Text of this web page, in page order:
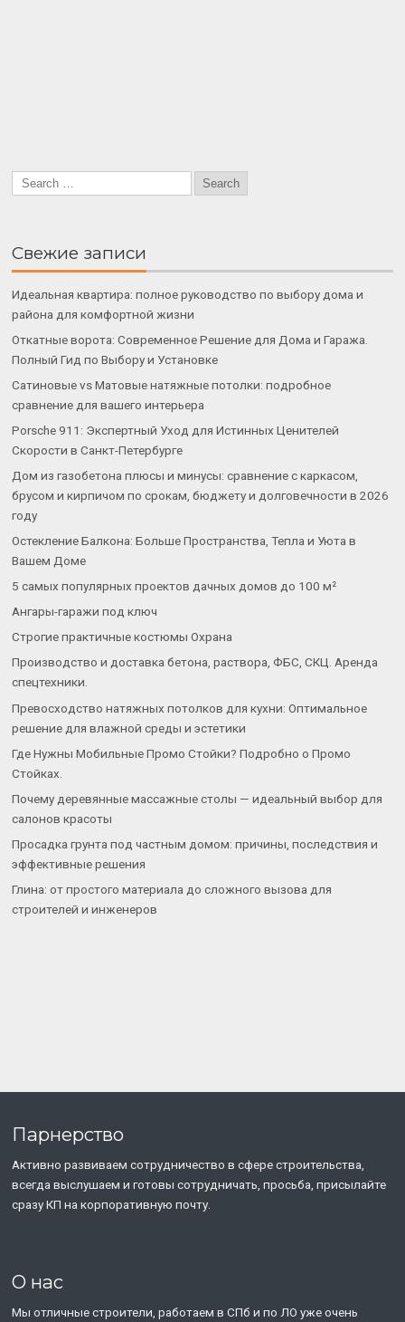
Свежие записи
Идеальная квартира: полное руководство по выбору дома и
района для комфортной жизни
Откатные ворота: Современное Решение для Дома и Гаража.
Полный Гид по Выбору и Установке
Сатиновые vs Матовые натяжные потолки: подробное
сравнение для вашего интерьера
Porsche 911: Экспертный Уход для Истинных Ценителей
Скорости в Санкт-Петербурге
Дом из газобетона плюсы и минусы: сравнение с каркасом,
брусом и кирпичом по срокам, бюджету и долговечности в 2026
году
Остекление Балкона: Больше Пространства, Тепла и Уюта в
Вашем Доме
5 самых популярных проектов дачных домов до 100 м²
Ангары-гаражи под ключ
Строгие практичные костюмы Охрана
Производство и доставка бетона, раствора, ФБС, СКЦ. Аренда
спецтехники.
Превосходство натяжных потолков для кухни: Оптимальное
решение для влажной среды и эстетики
Где Нужны Мобильные Промо Стойки? Подробно о Промо
Стойках.
Почему деревянные массажные столы — идеальный выбор для
салонов красоты
Просадка грунта под частным домом: причины, последствия и
эффективные решения
Глина: от простого материала до сложного вызова для
строителей и инженеров
Парнерство
Активно развиваем сотрудничество в сфере строительства,
всегда выслушаем и готовы сотрудничать, просьба, присылайте
сразу КП на корпоративную почту.
О нас
Мы отличные строители, работаем в СПб и по ЛО уже очень